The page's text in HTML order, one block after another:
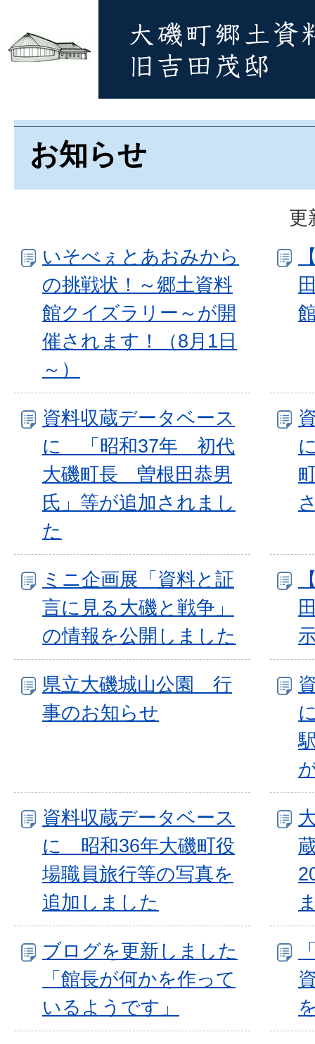
お知らせ
更
いそべぇとあおみから
の挑戦状！～郷土資料
館クイズラリー～が開
催されます！（8月1日
～）
資料収蔵データベース
に 「昭和37年 初代
大磯町長 曽根田恭男
氏」等が追加されまし
た
ミニ企画展「資料と証
言に見る大磯と戦争」
の情報を公開しました
県立大磯城山公園 行
事のお知らせ
資料収蔵データベース
に 昭和36年大磯町役
場職員旅行等の写真を
追加しました
ブログを更新しました
「館長が何かを作って
いるようです」